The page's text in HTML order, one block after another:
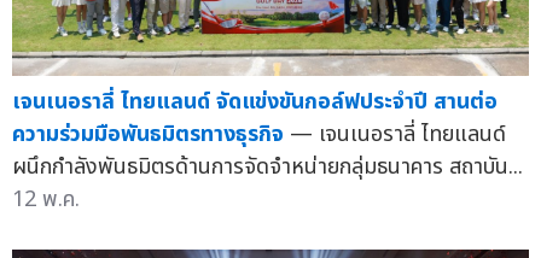
เจนเนอราลี่ ไทยแลนด์ จัดแข่งขันกอล์ฟประจำปี สานต่อ
ความร่วมมือพันธมิตรทางธุรกิจ — เจนเนอราลี่ ไทยแลนด์
ผนึกกำลังพันธมิตรด้านการจัดจำหน่ายกลุ่มธนาคาร สถาบัน...
12 พ.ค.